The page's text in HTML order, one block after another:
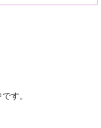
す。